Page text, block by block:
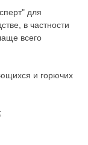
для
в частности
всего
и горючих